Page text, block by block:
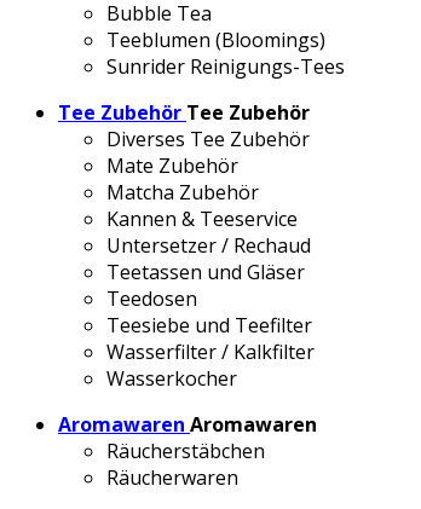
Bubble Tea
Teeblumen (Bloomings)
Sunrider Reinigungs-Tees
Tee Zubehör Tee Zubehör
Diverses Tee Zubehör
Mate Zubehör
Matcha Zubehör
Kannen & Teeservice
Untersetzer / Rechaud
Teetassen und Gläser
Teedosen
Teesiebe und Teefilter
Wasserfilter / Kalkfilter
Wasserkocher
Aromawaren Aromawaren
Räucherstäbchen
Räucherwaren